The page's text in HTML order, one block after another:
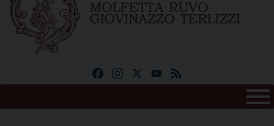
FacebookInstagramYouTube